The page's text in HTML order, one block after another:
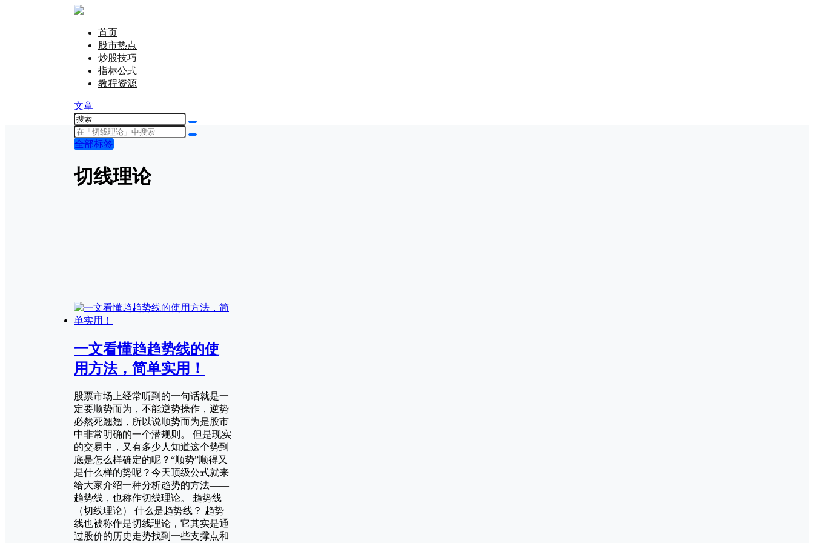
首页
股市热点
炒股技巧
指标公式
教程资源
文章
全部标签
切线理论
一文看懂趋趋势线的使
用方法，简单实用！
股票市场上经常听到的一句话就是一
定要顺势而为，不能逆势操作，逆势
必然死翘翘，所以说顺势而为是股市
中非常明确的一个潜规则。 但是现实
的交易中，又有多少人知道这个势到
底是怎么样确定的呢？“顺势”顺得又
是什么样的势呢？今天顶级公式就来
给大家介绍一种分析趋势的方法——
趋势线，也称作切线理论。 趋势线
（切线理论） 什么是趋势线？ 趋势
线也被称作是切线理论，它其实是通
过股价的历史走势找到一些支撑点和